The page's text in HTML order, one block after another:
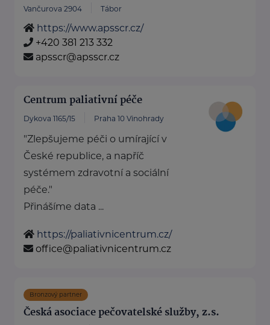
Vančurova 2904 Tábor
https://www.apsscr.cz/
+420 381 213 332
apsscr@apsscr.cz
Centrum paliativní péče
Dykova 1165/15 Praha 10 Vinohrady
"Zlepšujeme péči o umírající v
České republice, a napříč
systémem zdravotní a sociální
péče."
Přinášíme data ...
https://paliativnicentrum.cz/
office@paliativnicentrum.cz
Bronzový partner
Česká asociace pečovatelské služby, z.s.